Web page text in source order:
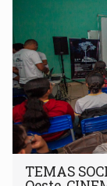
TEMAS